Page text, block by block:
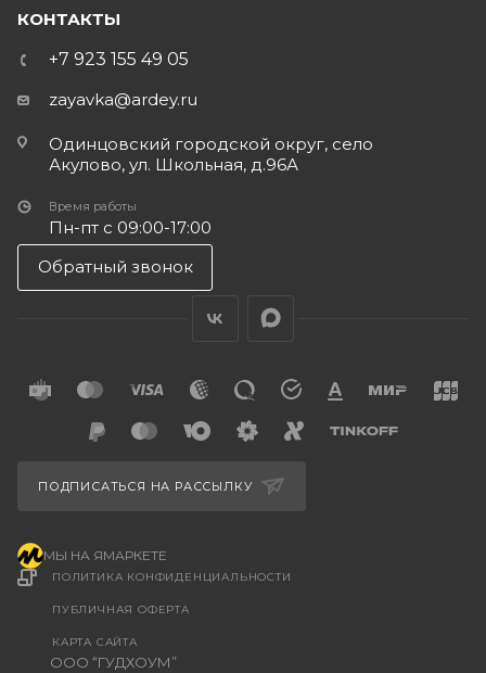
КОНТАКТЫ
+7 923 155 49 05
zayavka@ardey.ru
Одинцовский городской округ, село
Акулово, ул. Школьная, д.96А
Время работы
Пн-пт с 09:00-17:00
Обратный звонок
ООО “ГУДХОУМ”
ПОЛИТИКА КОНФИДЕНЦИАЛЬНОСТИ
ПУБЛИЧНАЯ ОФЕРТА
КАРТА САЙТА
ПОДПИСАТЬСЯ НА РАССЫЛКУ
МЫ НА ЯМАРКЕТЕ